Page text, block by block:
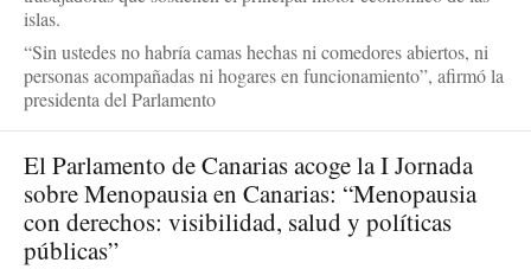
islas.
“Sin ustedes no habría camas hechas ni comedores abiertos, ni
personas acompañadas ni hogares en funcionamiento”, afirmó la
presidenta del Parlamento
El Parlamento de Canarias acoge la I Jornada
sobre Menopausia en Canarias: “Menopausia
con derechos: visibilidad, salud y políticas
públicas”